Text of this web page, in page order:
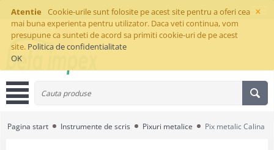
×
Atentie
Cookie-urile sunt folosite pe acest site pentru a oferi cea
mai buna experienta pentru utilizator. Daca veti continua, vom
presupune ca sunteti de acord sa primiti cookie-uri de pe acest
site. Politica de confidentialitate
OK
Pagina start Instrumente de scris Pixuri metalice Pix metalic Calina